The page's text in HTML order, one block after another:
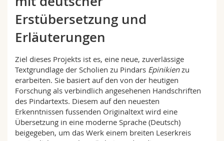
Forschung
Weiterbildung
Rechtswissenschaftliche Fak.
Philosophische Fak.
Fak. für Erziehungs- und Bildungswissenschaften
Math.-Nat. und Med. Fak.
Studieninteressierte
Medien
Forschende
Mitarbeitende
Ressourcen
Personenverzeichnis
Ortsplan
Bibliotheken
Webmail
Erstübersetzung und
Erläuterungen
Ziel dieses Projekts ist es, eine neue, zuverlässige
Textgrundlage der Scholien zu Pindars Epinikienzu
erarbeiten. Sie basiert auf den von der heutigen
Forschung als verbindlich angesehenen Handschriften
des Pindartexts. Diesem auf den neuesten
Erkenntnissen fussenden Originaltext wird eine
Übersetzung in eine moderne Sprache (Deutsch)
beigegeben, um das Werk einem breiten Leserkreis